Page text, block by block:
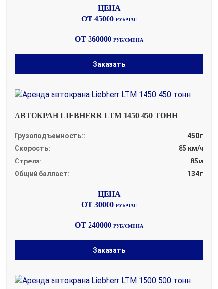
ОТ 45000 РУБ/ЧАС
ОТ 360000 РУБ/СМЕНА
Заказать
АВТОКРАН LIEBHERR LTM 1450 450 ТОНН
Грузоподъемность::
450т
Скорость:
85 км/ч
Стрела:
85м
Общий балласт:
134т
ОТ 30000 РУБ/ЧАС
ОТ 240000 РУБ/СМЕНА
Заказать